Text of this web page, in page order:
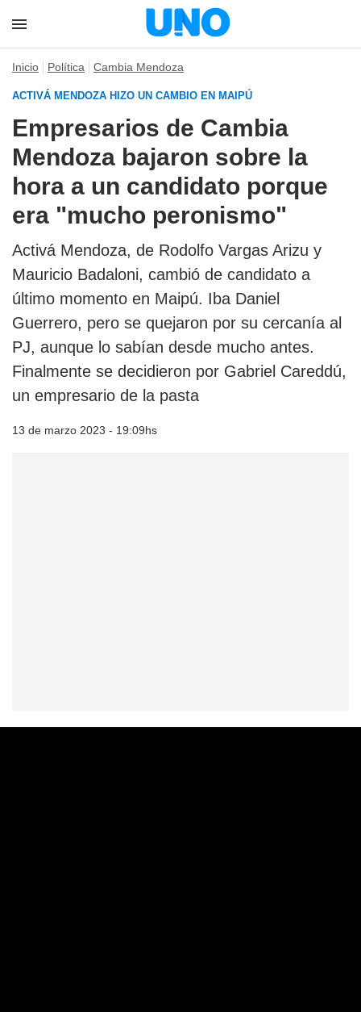
Inicio Política Cambia Mendoza
ACTIVÁ MENDOZA HIZO UN CAMBIO EN MAIPÚ
Empresarios de Cambia
Mendoza bajaron sobre la
hora a un candidato porque
era "mucho peronismo"
Activá Mendoza, de Rodolfo Vargas Arizu y
Mauricio Badaloni, cambió de candidato a
último momento en Maipú. Iba Daniel
Guerrero, pero se quejaron por su cercanía al
PJ, aunque lo sabían desde mucho antes.
Finalmente se decidieron por Gabriel Careddú,
un empresario de la pasta
13 de marzo 2023 - 19:09hs